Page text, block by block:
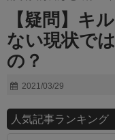
【疑問】キ
ない現状で
の？
2021/03/29
人気記事ランキング